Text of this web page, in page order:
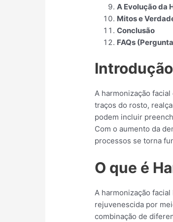
A Evolução da
Mitos e
Conclusão
FAQs
Introdução
A harmonização
traços do rosto,
podem incluir
Com o aumento da
processos se torna
O que é
A harmonização
rejuvenescida por
combinação de